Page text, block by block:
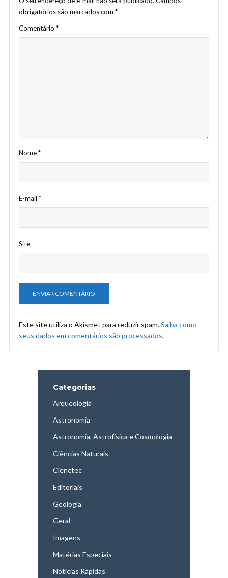
obrigatórios são marcados com *
Comentário *
Nome*
E-mail *
Site
Este site utiliza o Akismet para reduzir spam.Saiba como
seus dados em comentários são processados.
Categorias
Arqueologia
Astronomia
Astronomia, Astrofísica e Cosmologia
Ciências Naturais
Cienctec
Editoriais
Geologia
Geral
Imagens
Matérias Especiais
Notícias Rápidas